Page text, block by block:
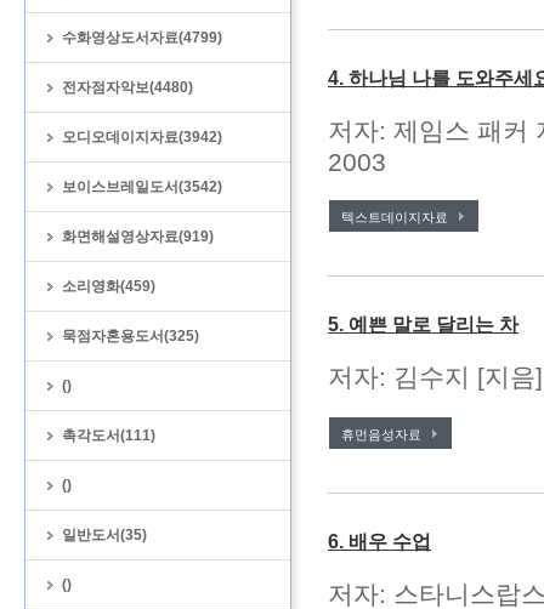
수화영상도서자료(4799)
전자점자악보(4480)
오디오데이지자료(3942)
보이스브레일도서(3542)
화면해설영상자료(919)
소리영화(459)
묵점자혼용도서(325)
()
촉각도서(111)
()
일반도서(35)
()
4. 하나님 나를 도와주세
저자: 제임스 패커
2003
텍스트데이지자료
5. 예쁜 말로 달리는 차
저자: 김수지 [지
휴먼음성자료
6. 배우 수업
저자: 스타니스랍